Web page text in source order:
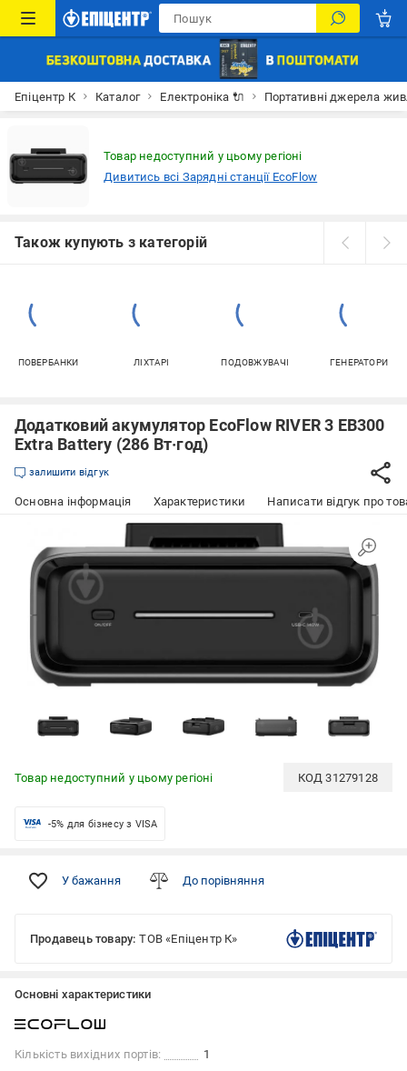
Епіцентр К Каталог Електроніка 🔌 Портативні джерела
Товар недоступний у цьому регіоні
Дивитись всі Зарядні станції EcoFlow
Також купують з категорій
ПОВЕРБАНКИ ЛІХТАРІ ПОДОВЖУВАЧІ ГЕНЕРАТОРИ
Додатковий акумулятор EcoFlow RIVER 3 EB300
Extra Battery (286 Вт·год)
залишити відгук
Основна інформація Характеристики Написати відгук про
Товар недоступний у цьому регіоні КОД31279128
-5% для бізнесу з VISA
У бажання До порівняння
Продавець товару: ТОВ «Епіцентр К»
Основні характеристики
Кількість вихідних портів:
1